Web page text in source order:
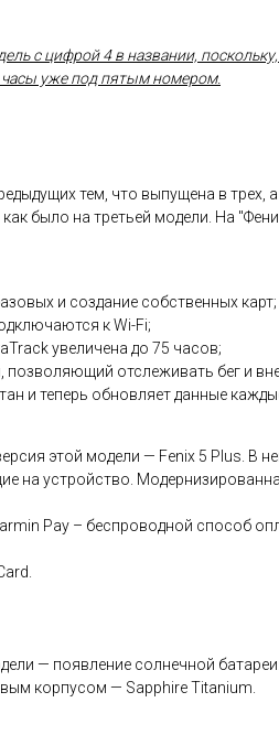
с цифрой 4 в названии,
уже под пятым номером.
тем, что выпущена в
было на третьей модели. На
и создание собственных карт;
к Wi-Fi;
увеличена до 75 часов;
позволяющий отслеживать бег и
и теперь обновляет данные
этой модели — Fenix 5 Plus. В
на устройство.
Pay – беспроводной способ
— появление солнечной
корпусом — Sapphire Titanium.